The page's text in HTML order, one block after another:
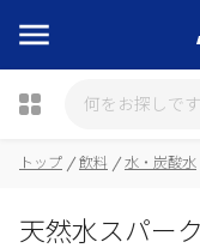
トップ 飲料 水・炭酸水
天然水スパー